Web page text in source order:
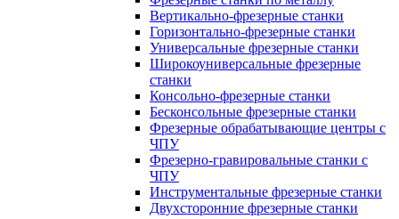
Вертикально-фрезерные станки
Горизонтально-фрезерные станки
Универсальные фрезерные станки
Широкоуниверсальные фрезерные
станки
Консольно-фрезерные станки
Бесконсольные фрезерные станки
Фрезерные обрабатывающие центры с
ЧПУ
Фрезерно-гравировальные станки с
ЧПУ
Инструментальные фрезерные станки
Двухсторонние фрезерные станки